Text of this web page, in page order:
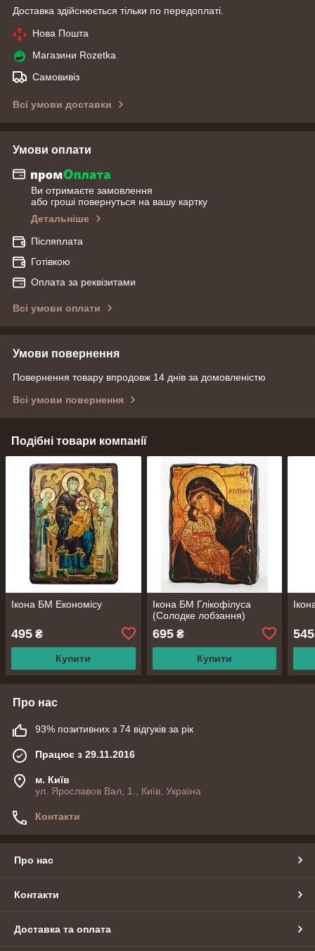
Доставка здійснюється тільки по передоплаті.
Нова Пошта
Магазини Rozetka
Самовивіз
Всі умови доставки
Умови оплати
Ви отримаєте замовлення
або гроші повернуться на вашу картку
Детальніше
Післяплата
Готівкою
Оплата за реквізитами
Всі умови оплати
Умови повернення
Повернення товару впродовж 14 днів за домовленістю
Всі умови повернення
Подібні товари компанії
Ікона БМ Економісу
495 ₴
Купити
Ікона БМ Глікофілуса
(Солодке лобзання)
695₴
Купити
545
Про нас
93% позитивних з 74 відгуків за рік
Працює з 29.11.2016
м. Київ
ул. Ярославов Вал, 1., Київ, Україна
Контакти
Про нас
Контакти
Доставка та оплата